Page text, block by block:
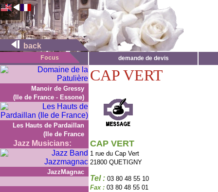
back
demande de devis
Manoir de Gressy
(Ile de France - Essone)
Les Hauts de Pardaillan
(Ile de France
Jazz Musicians:
JazzMagnac
CAP VERT
CAP VERT
1 rue du Cap Vert
21800 QUETIGNY
Tel : 03 80 48 55 10
Fax : 03 80 48 55 01